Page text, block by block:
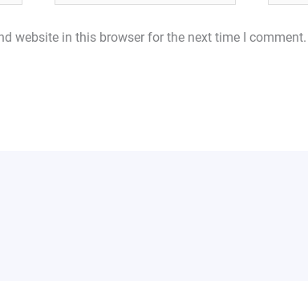
website in this browser for the next time I comment.